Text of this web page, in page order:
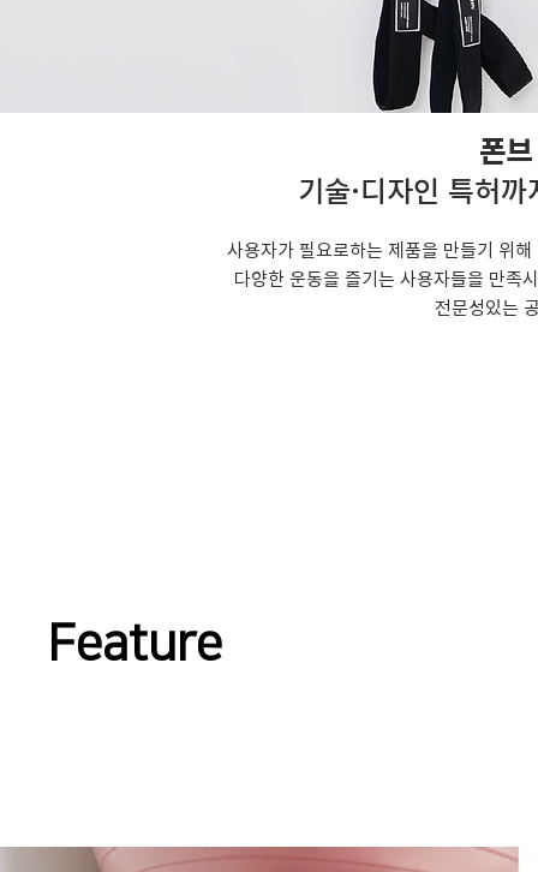
폰
기술·디자인 특허
사용자가 필요로하는 제품을 만들기 위
다양한 운동을 즐기는 사용자들을 만족
전문성있는
Feature